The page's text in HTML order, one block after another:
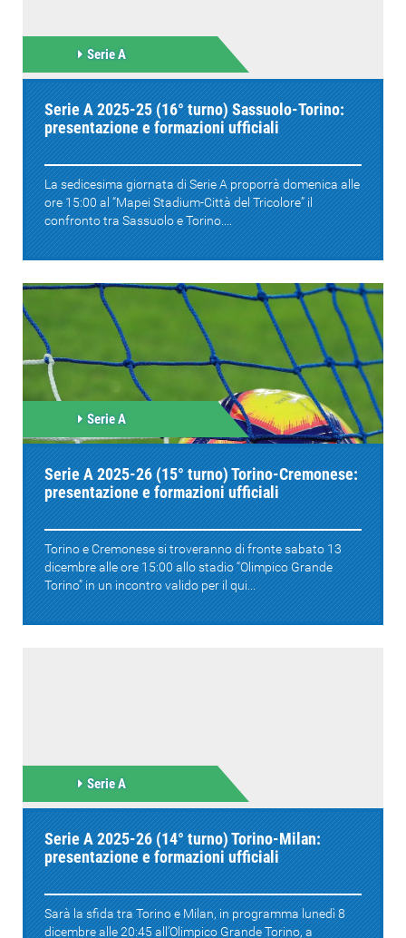
Serie A
Serie A 2025-25 (16° turno) Sassuolo-Torino:
presentazione e formazioni ufficiali
La sedicesima giornata di Serie A proporrà domenica alle
ore 15:00 al “Mapei Stadium-Città del Tricolore” il
confronto tra Sassuolo e Torino....
Serie A
Serie A 2025-26 (15° turno) Torino-Cremonese:
presentazione e formazioni ufficiali
Torino e Cremonese si troveranno di fronte sabato 13
dicembre alle ore 15:00 allo stadio “Olimpico Grande
Torino” in un incontro valido per il qui...
Serie A
Serie A 2025-26 (14° turno) Torino-Milan:
presentazione e formazioni ufficiali
Sarà la sfida tra Torino e Milan, in programma lunedì 8
dicembre alle 20:45 all’Olimpico Grande Torino, a